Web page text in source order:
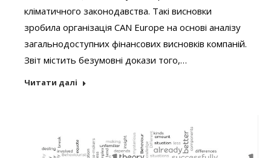
кліматичного законодавства. Такі висновки
зробила організація CAN Europe на основі аналізу
загальнодоступних фінансових висновків компаній.
Звіт містить безумовні докази того,…
Читати далі